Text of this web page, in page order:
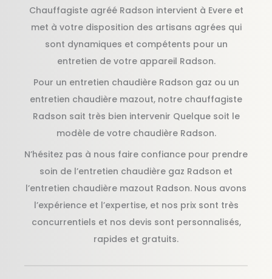
Chauffagiste agréé Radson intervient à Evere et
met à votre disposition des artisans agrées qui
sont dynamiques et compétents pour un
entretien de votre appareil Radson.
Pour un entretien chaudière Radson gaz ou un
entretien chaudière mazout, notre chauffagiste
Radson sait très bien intervenir Quelque soit le
modèle de votre chaudière Radson.
N’hésitez pas à nous faire confiance pour prendre
soin de l’entretien chaudière gaz Radson et
l’entretien chaudière mazout Radson. Nous avons
l’expérience et l’expertise, et nos prix sont très
concurrentiels et nos devis sont personnalisés,
rapides et gratuits.